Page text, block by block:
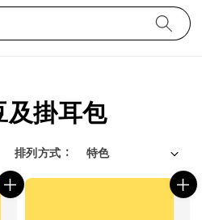
及掛耳包
排列方式 :